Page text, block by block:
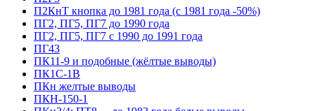
П2КнТ кнопка до 1981 года (с 1981 года -50%)
ПГ2, ПГ5, ПГ7 до 1990 года
ПГ2, ПГ5, ПГ7 с 1990 до 1991 года
ПГ43
ПК11-9 и подобные (жёлтые выводы)
ПК1С-1В
ПКн желтые выводы
ПКН-150-1